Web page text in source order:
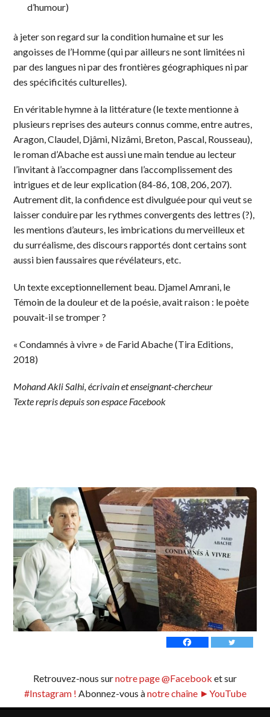
d’humour)
à jeter son regard sur la condition humaine et sur les
angoisses de l’Homme (qui par ailleurs ne sont limitées ni
par des langues ni par des frontières géographiques ni par
des spécificités culturelles).
En véritable hymne à la littérature (le texte mentionne à
plusieurs reprises des auteurs connus comme, entre autres,
Aragon, Claudel, Djâmi, Nizâmi, Breton, Pascal, Rousseau),
le roman d’Abache est aussi une main tendue au lecteur
l’invitant à l’accompagner dans l’accomplissement des
intrigues et de leur explication (84-86, 108, 206, 207).
Autrement dit, la confidence est divulguée pour qui veut se
laisser conduire par les rythmes convergents des lettres (?),
les mentions d’auteurs, les imbrications du merveilleux et
du surréalisme, des discours rapportés dont certains sont
aussi bien faussaires que révélateurs, etc.
Un texte exceptionnellement beau. Djamel Amrani, le
Témoin de la douleur et de la poésie, avait raison : le poète
pouvait-il se tromper ?
« Condamnés à vivre » de Farid Abache (Tira Editions,
2018)
Mohand Akli Salhi, écrivain et enseignant-chercheur
Texte repris depuis son espace Facebook
Retrouvez-nous surnotre page @Facebook et sur
#Instagram ! Abonnez-vous ànotre chaîne ►YouTube